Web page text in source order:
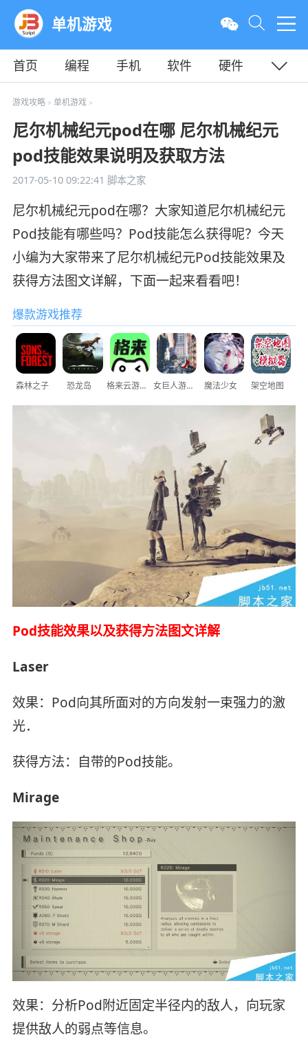
单机游戏
首页 编程 手机 软件
硬件
教程
平面
游戏攻略> 单机游戏>
尼尔机械纪元pod在哪 尼尔机械纪元
pod技能效果说明及获取方法
2017-05-10 09:22:41 脚本之家
尼尔机械纪元pod在哪？大家知道尼尔机械纪元
Pod技能有哪些吗？Pod技能怎么获得呢？今天
小编为大家带来了尼尔机械纪元Pod技能效果及
获得方法图文详解，下面一起来看看吧！
爆款游戏推荐
森林之子 恐龙岛 格来云游戏 女巨人游乐场 魔法少女 架空地图
Pod技能效果以及获得方法图文详解
Laser
效果：Pod向其所面对的方向发射一束强力的激
光．
获得方法：自带的Pod技能。
Mirage
效果：分析Pod附近固定半径内的敌人，向玩家
提供敌人的弱点等信息。